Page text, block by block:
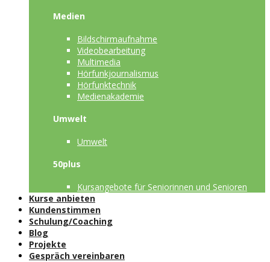
Medien
Bildschirmaufnahme
Videobearbeitung
Multimedia
Hörfunkjournalismus
Hörfunktechnik
Medienakademie
Umwelt
Umwelt
50plus
Kursangebote für Seniorinnen und Senioren
Kurse anbieten
Kundenstimmen
Schulung/Coaching
Blog
Projekte
Gespräch vereinbaren